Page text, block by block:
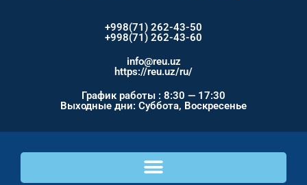
+998(71) 262-43-50
+998(71) 262-43-60
info@reu.uz
https://reu.uz/ru/
График работы : 8:30 — 17:30
Выходные дни: Суббота, Воскресенье